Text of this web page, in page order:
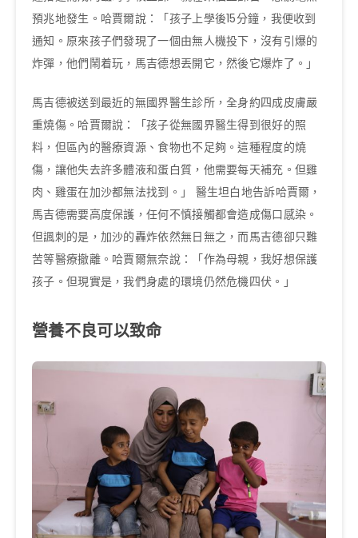
預兆地發生。哈賈爾說：「孩子上學後15分鐘，我便收到
通知。原來孩子們發現了一個由無人機投下，沒有引爆的
炸彈，他們鬧着玩，馬吉德想丟開它，然後它爆炸了。」
馬吉德被送到最近的無國界醫生診所，全身約四成皮膚嚴
重燒傷。哈賈爾說：「孩子從無國界醫生得到很好的照
料，但區內的醫療資源、食物也不足夠。這種程度的燒
傷，讓他失去許多體液和蛋白質，他需要每天補充。但雞
肉、雞蛋在加沙都無法找到。」 醫生坦白地告訴哈賈爾，
馬吉德需要高度保護，任何不慎接觸都會造成傷口感染。
但諷刺的是，加沙的轟炸依然無日無之，而馬吉德卻只難
苦等醫療撤離。哈賈爾無奈說：「作為母親，我好想保護
孩子。但現實是，我們身處的環境仍然危機四伏。」
營養不良可以致命